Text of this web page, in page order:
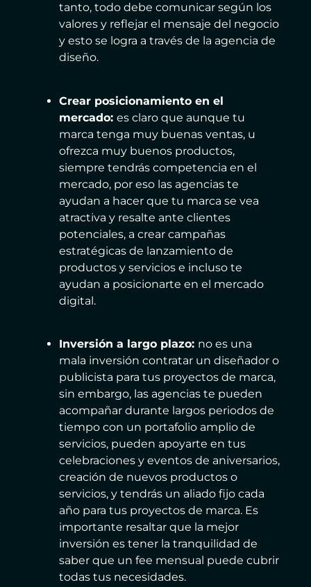
tanto, todo debe comunicar según los
valores y reflejar el mensaje del negocio
y esto se logra a través de la agencia de
diseño.
Crear posicionamiento en el
mercado: es claro que aunque tu
marca tenga muy buenas ventas, u
ofrezca muy buenos productos,
siempre tendrás competencia en el
mercado, por eso las agencias te
ayudan a hacer que tu marca se vea
atractiva y resalte ante clientes
potenciales, a crear campañas
estratégicas de lanzamiento de
productos y servicios e incluso te
ayudan a posicionarte en el mercado
digital.
Inversión a largo plazo: no es una
mala inversión contratar un diseñador o
publicista para tus proyectos de marca,
sin embargo, las agencias te pueden
acompañar durante largos periodos de
tiempo con un portafolio amplio de
servicios, pueden apoyarte en tus
celebraciones y eventos de aniversarios,
creación de nuevos productos o
servicios, y tendrás un aliado fijo cada
año para tus proyectos de marca. Es
importante resaltar que la mejor
inversión es tener la tranquilidad de
saber que un fee mensual puede cubrir
todas tus necesidades.